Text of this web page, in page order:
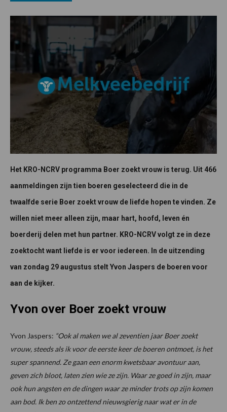
Het KRO-NCRV programma Boer zoekt vrouw is terug. Uit 466
aanmeldingen zijn tien boeren geselecteerd die in de
twaalfde serie Boer zoekt vrouw de liefde hopen te vinden. Ze
willen niet meer alleen zijn, maar hart, hoofd, leven én
boerderij delen met hun partner. KRO-NCRV volgt ze in deze
zoektocht want liefde is er voor iedereen. In de uitzending
van zondag 29 augustus stelt Yvon Jaspers de boeren voor
aan de kijker.
Yvon over Boer zoekt vrouw
Yvon Jaspers: “Ook al maken we al zeventien jaar Boer zoekt
vrouw, steeds als ik voor de eerste keer de boeren ontmoet, is het
super spannend. Ze gaan een enorm kwetsbaar avontuur aan,
geven zich bloot, laten zien wie ze zijn. Waar ze goed in zijn, maar
ook hun angsten en de dingen waar ze minder trots op zijn komen
aan bod. Ik ben zo ontzettend nieuwsgierig naar wat er in de